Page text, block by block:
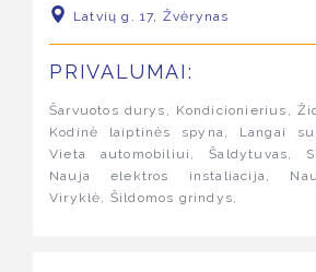
Latvių g. 17, Žvėrynas
PRIVALUMAI:
Šarvuotos durys, Kondicionierius,
Kodinė laiptinės spyna, Langai
Vieta automobiliui, Šaldytuvas,
Nauja elektros instaliacija,
Viryklė, Šildomos grindys,